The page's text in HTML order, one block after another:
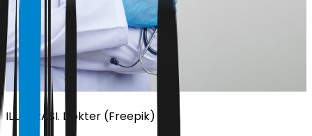
ILUSTRASI. Dokter (Freepik)